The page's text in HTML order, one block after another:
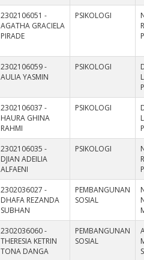
2302106051 -
AGATHA GRACIELA
PIRADE
PSIKOLOGI
2302106059 -
AULIA YASMIN
PSIKOLOGI
2302106037 -
HAURA GHINA
RAHMI
PSIKOLOGI
2302106035 -
DJIAN ADEILIA
ALFAENI
PSIKOLOGI
2302036027 -
DHAFA REZANDA
SUBHAN
PEMBANGUNAN
SOSIAL
2302036060 -
THERESIA KETRIN
TONA DANGA
PEMBANGUNAN
SOSIAL